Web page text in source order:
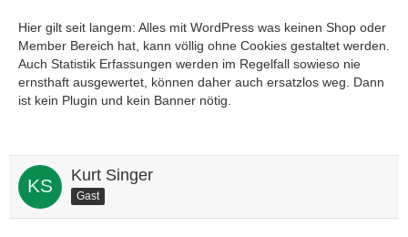
Hier gilt seit langem: Alles mit WordPress was keinen Shop oder
Member Bereich hat, kann völlig ohne Cookies gestaltet werden.
Auch Statistik Erfassungen werden im Regelfall sowieso nie
ernsthaft ausgewertet, können daher auch ersatzlos weg. Dann
ist kein Plugin und kein Banner nötig.
Kurt Singer
Gast